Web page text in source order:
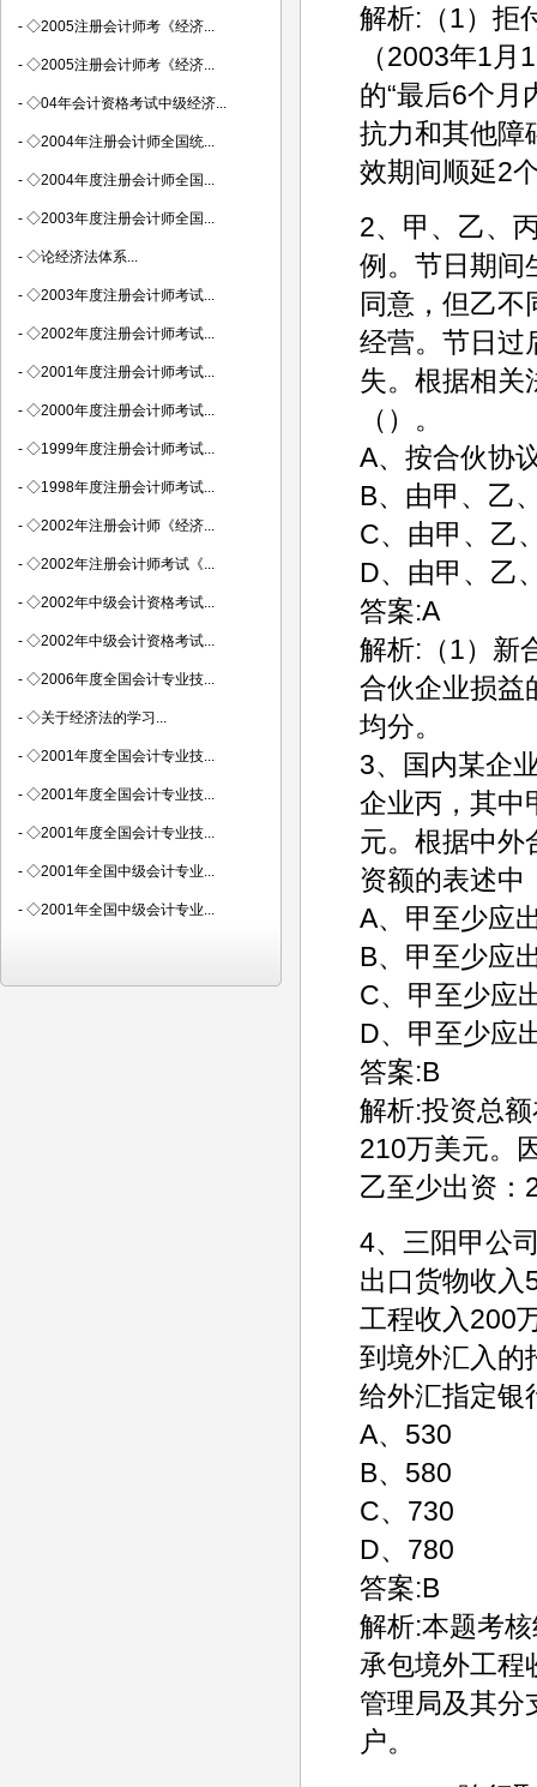
解析:（1）拒
（2003年1
的“最后6个月
抗力和其他障
效期间顺延2
2、甲、乙、
例。节日期间
同意，但乙不
经营。节日过
失。根据相关
（）。
A、按合伙协
B、由甲、乙
C、由甲、乙
D、由甲、乙
答案:A
解析:（1）新
合伙企业损益
均分。
3、国内某企
企业丙，其中
元。根据中外
资额的表述中
A、甲至少应
B、甲至少应
C、甲至少应
D、甲至少应
答案:B
解析:投资总
210万美元。
乙至少出资：
4、三阳甲公
出口货物收入
工程收入200
到境外汇入的
给外汇指定银
A、530
B、580
C、730
D、780
答案:B
解析:本题考
承包境外工程
管理局及其分
户。
- ◇2005注册会计师考《经济...
- ◇2005注册会计师考《经济...
- ◇04年会计资格考试中级经济...
- ◇2004年注册会计师全国统...
- ◇2004年度注册会计师全国...
- ◇2003年度注册会计师全国...
- ◇论经济法体系...
- ◇2003年度注册会计师考试...
- ◇2002年度注册会计师考试...
- ◇2001年度注册会计师考试...
- ◇2000年度注册会计师考试...
- ◇1999年度注册会计师考试...
- ◇1998年度注册会计师考试...
- ◇2002年注册会计师《经济...
- ◇2002年注册会计师考试《...
- ◇2002年中级会计资格考试...
- ◇2002年中级会计资格考试...
- ◇2006年度全国会计专业技...
- ◇关于经济法的学习...
- ◇2001年度全国会计专业技...
- ◇2001年度全国会计专业技...
- ◇2001年度全国会计专业技...
- ◇2001年全国中级会计专业...
- ◇2001年全国中级会计专业...